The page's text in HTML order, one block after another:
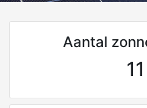
Aantal
11